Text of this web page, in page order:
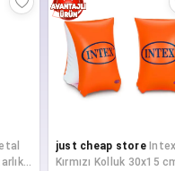
just cheap store Intex
Kırmızı Kolluk 30x15